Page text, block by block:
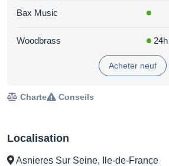
Localisation
Asnieres Sur Seine, Ile-de-France
Bax Music
Woodbrass 24h
Acheter neuf
Charte Conseils